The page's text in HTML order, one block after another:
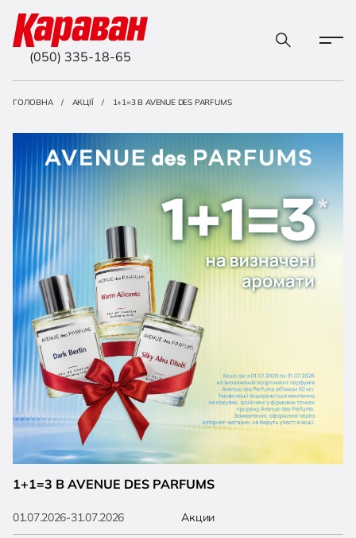
(050) 335-18-65
ГОЛОВНА АКЦІЇ 1+1=3 В AVENUE DES PARFUMS
1+1=3 В AVENUE DES PARFUMS
01.07.2026-31.07.2026 Акции